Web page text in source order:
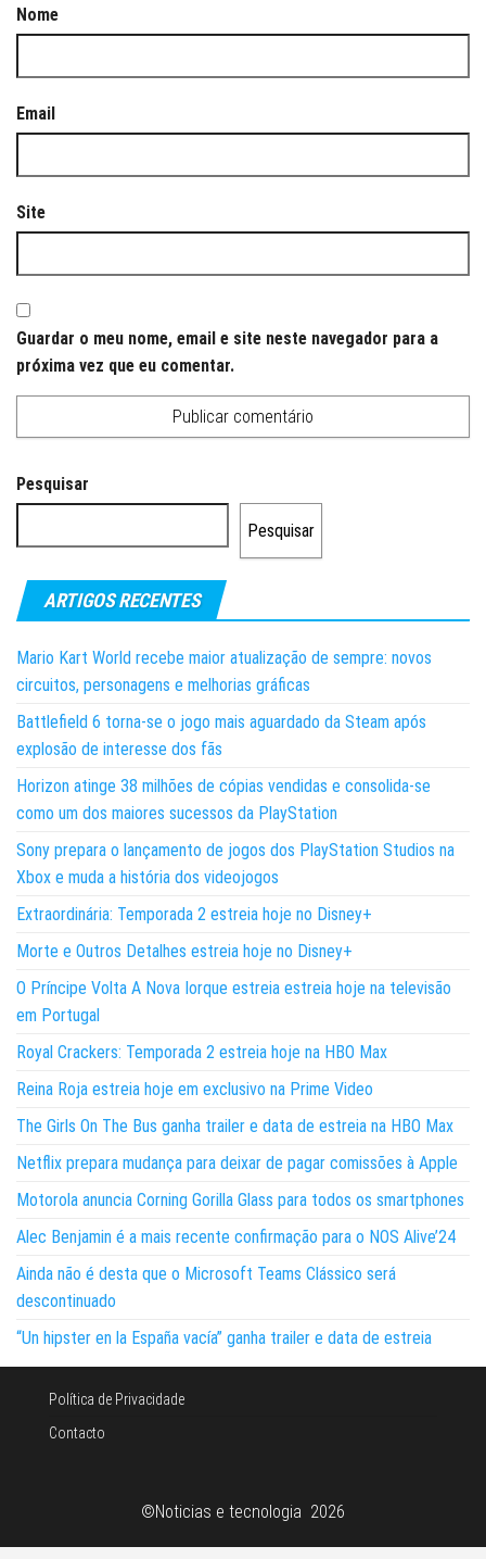
Nome
Email
Site
Guardar o meu nome, email e site neste navegador para a
próxima vez que eu comentar.
Pesquisar
Pesquisar
ARTIGOS RECENTES
Mario Kart World recebe maior atualização de sempre: novos
circuitos, personagens e melhorias gráficas
Battlefield 6 torna-se o jogo mais aguardado da Steam após
explosão de interesse dos fãs
Horizon atinge 38 milhões de cópias vendidas e consolida-se
como um dos maiores sucessos da PlayStation
Sony prepara o lançamento de jogos dos PlayStation Studios na
Xbox e muda a história dos videojogos
Extraordinária: Temporada 2 estreia hoje no Disney+
Morte e Outros Detalhes estreia hoje no Disney+
O Príncipe Volta A Nova Iorque estreia estreia hoje na televisão
em Portugal
Royal Crackers: Temporada 2 estreia hoje na HBO Max
Reina Roja estreia hoje em exclusivo na Prime Video
The Girls On The Bus ganha trailer e data de estreia na HBO Max
Netflix prepara mudança para deixar de pagar comissões à Apple
Motorola anuncia Corning Gorilla Glass para todos os smartphones
Alec Benjamin é a mais recente confirmação para o NOS Alive’24
Ainda não é desta que o Microsoft Teams Clássico será
descontinuado
“Un hipster en la España vacía” ganha trailer e data de estreia
Política de Privacidade
Contacto
©Noticias e tecnologia 2026